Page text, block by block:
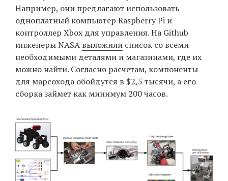
Например, они предлагают использовать
одноплатный компьютер Raspberry Pi и
контроллер Xbox для управления. На Github
инженеры NASA выложили список со всеми
необходимыми деталями и магазинами, где их
можно найти. Согласно расчетам, компоненты
для марсохода обойдутся в $2,5 тысячи, а его
сборка займет как минимум 200 часов.